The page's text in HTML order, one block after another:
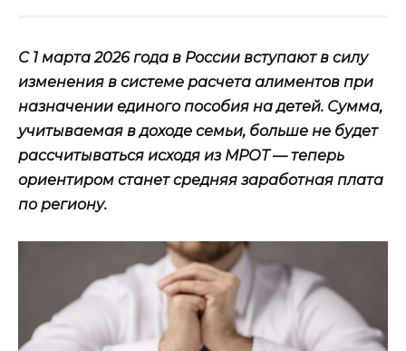
С 1 марта 2026 года в России вступают в силу
изменения в системе расчета алиментов при
назначении единого пособия на детей. Сумма,
учитываемая в доходе семьи, больше не будет
рассчитываться исходя из МРОТ — теперь
ориентиром станет средняя заработная плата
по региону.